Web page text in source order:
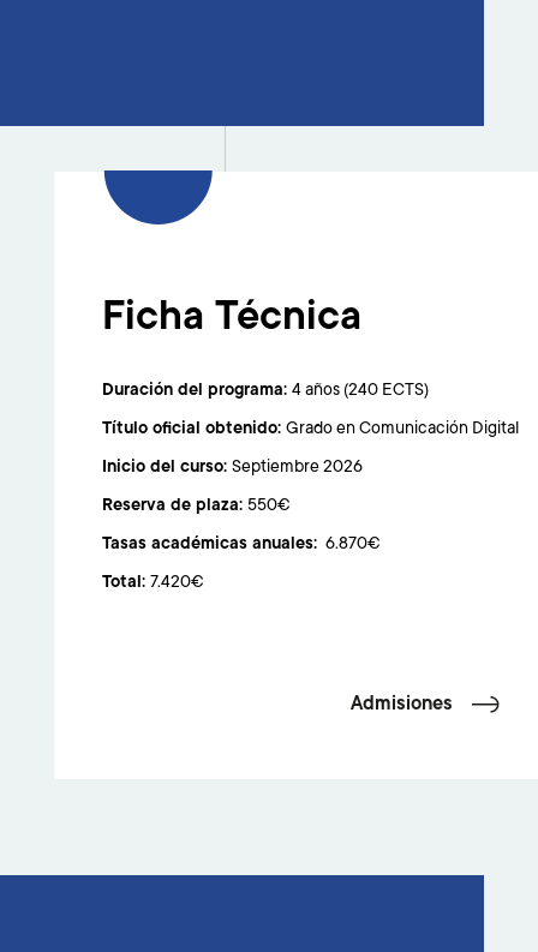
Ficha Técnica
Duración del programa:4 años (240 ECTS)
Título oficial obtenido:Grado en Comunicación Digital
Inicio del curso:Septiembre 2026
Reserva de plaza:550€
Tasas académicas anuales: 6.870€
Total:7.420€
Admisiones